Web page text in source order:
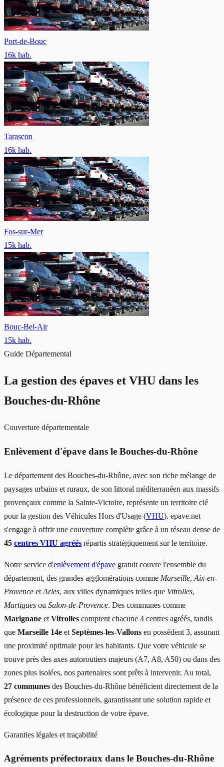
Port-de-Bouc
16k hab.
Tarascon
16k hab.
Fos-sur-Mer
15k hab.
Bouc-Bel-Air
15k hab.
Guide Départemental
La gestion des épaves et VHU dans les
Bouches-du-Rhône
Couverture départementale
Enlèvement d'épave dans le Bouches-du-Rhône
Le département des Bouches-du-Rhône, avec son riche mélange de
paysages urbains et ruraux, de son littoral méditerranéen aux massifs
provençaux comme la Sainte-Victoire, représente un territoire clé
pour la gestion des Véhicules Hors d'Usage (VHU). epave.net
s'engage à offrir une couverture complète grâce à un réseau dense de
45 centres VHU agréés répartis stratégiquement sur le territoire.
Notre service d'enlèvement d'épave gratuit couvre l'ensemble du
département, des grandes agglomérations comme Marseille, Aix-en-
Provence et Arles, aux villes dynamiques telles que Vitrolles,
Martigues ou Salon-de-Provence. Des communes comme
Marignane et Vitrolles comptent chacune 4 centres agréés, tandis
que Marseille 14e et Septèmes-les-Vallons en possèdent 3, assurant
une proximité optimale pour les habitants. Que votre véhicule se
trouve près des axes autoroutiers majeurs (A7, A8, A50) ou dans des
zones plus isolées, nos partenaires sont prêts à intervenir. Au total,
27 communes des Bouches-du-Rhône bénéficient directement de la
présence de ces professionnels, garantissant une solution rapide et
écologique pour la destruction de votre épave.
Garanties légales et traçabilité
Agréments préfectoraux dans le Bouches-du-Rhône